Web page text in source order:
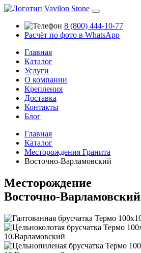
8 (800) 444-10-77
Расчёт по фото в WhatsApp
Главная
Каталог
Услуги
О компании
Крепления
Доставка
Контакты
Блог
Главная
Каталог
Месторождения Гранита
Восточно-Варламовский
Месторождение
Восточно-Варламовский